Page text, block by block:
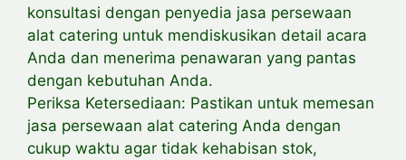
konsultasi dengan penyedia jasa persewaan
alat catering untuk mendiskusikan detail acara
Anda dan menerima penawaran yang pantas
dengan kebutuhan Anda.
Periksa Ketersediaan: Pastikan untuk memesan
jasa persewaan alat catering Anda dengan
cukup waktu agar tidak kehabisan stok,